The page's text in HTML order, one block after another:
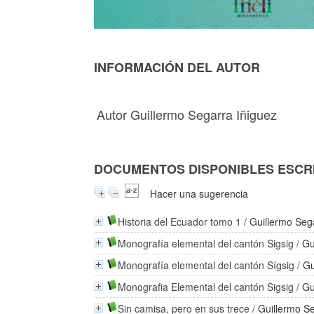
INFORMACIÓN DEL AUTOR
Autor Guillermo Segarra Iñiguez
DOCUMENTOS DISPONIBLES
Hacer una sugerencia
Historia del Ecuador tomo 1 /Guillermo
Monografía elemental del cantón Sigsig /
Monografía elemental del cantón Sígsig /
Monografia Elemental del cantón Sigsig /
Sin camisa, pero en sus trece /Guillermo